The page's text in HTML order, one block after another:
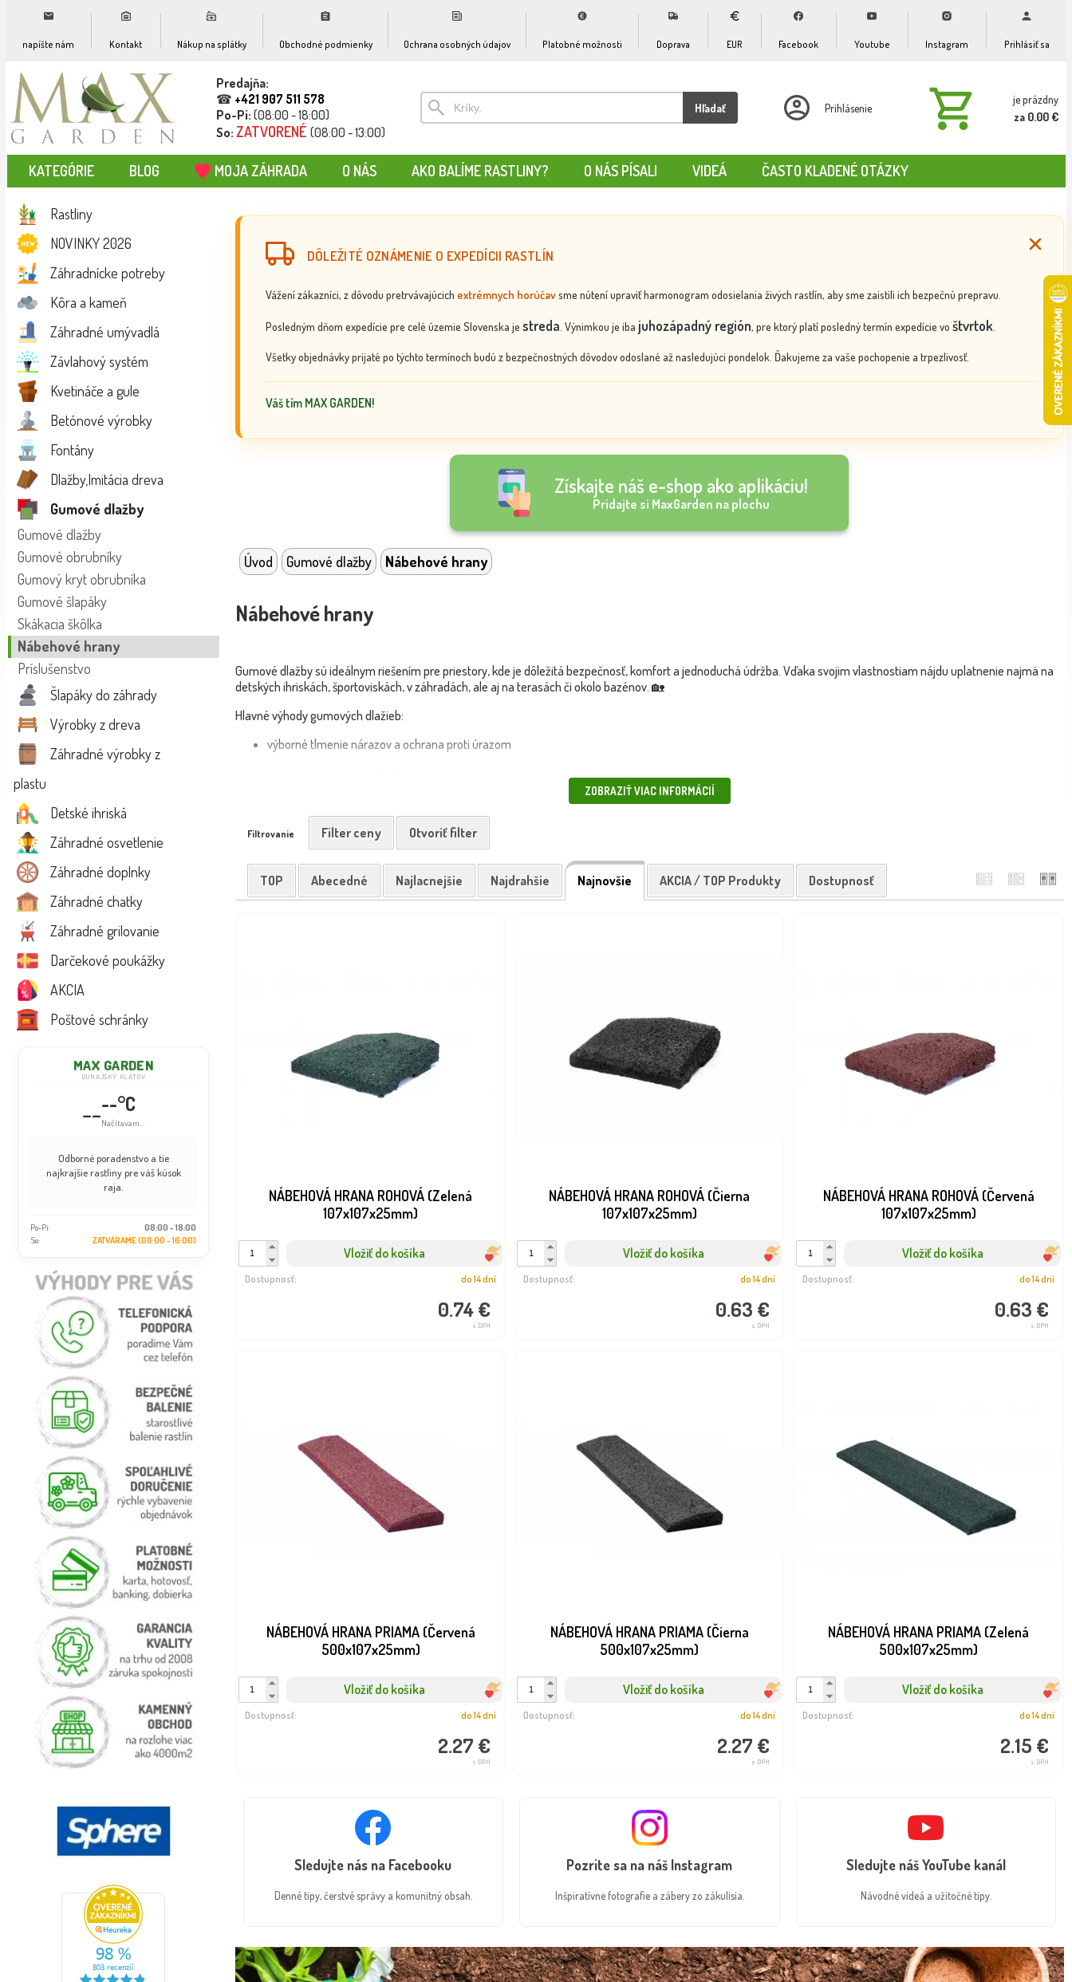
napíšte nám Kontakt Nákup na splátky Obchodné podmienky Ochrana osobných údajov Platobné možnosti Doprava EUR Facebook Youtube Instagram Prihlásiť sa
Predajňa:
☎ +421 907 511 578
Po-Pi: (08:00 - 18:00)
So: ZATVORENÉ (08:00 - 13:00)
Hľadať Prihlásenie
je prázdny
za 0.00 €
KATEGÓRIE BLOG MOJA ZÁHRADA O NÁS AKO BALÍME RASTLINY? O NÁS PÍSALI VIDEÁ ČASTO KLADENÉ OTÁZKY
Rastliny
NOVINKY 2026
Záhradnícke potreby
Kôra a kameň
Záhradné umývadlá
Závlahový systém
Kvetináče a gule
Betónové výrobky
Fontány
Dlažby,Imitácia dreva
Gumové dlažby
Gumové dlažby
Gumové obrubníky
Gumový kryt obrubníka
Gumové šlapáky
Skákacia škôlka
Nábehové hrany
Príslušenstvo
Šlapáky do záhrady
Výrobky z dreva
Záhradné výrobky z
plastu
Detské ihriská
Záhradné osvetlenie
Záhradné doplnky
Záhradné chatky
Záhradné grilovanie
Darčekové poukážky
AKCIA
Poštové schránky
MAX GARDEN
DUNAJSKÝ KLÁTOV
----°C
Načítavam...
Odborné poradenstvo a tie
najkrajšie rastliny pre váš kúsok
raja.
Po-Pi:
08:00 - 18:00
So:
ZATVÁRAME (08:00 - 16:00)
DÔLEŽITÉ OZNÁMENIE O EXPEDÍCII RASTLÍN
Vážení zákazníci, z dôvodu pretrvávajúcich extrémnych horúčavsme nútení upraviť harmonogram odosielania živých rastlín, aby sme zaistili ich bezpečnú prepravu.
Posledným dňom expedície pre celé územie Slovenska je streda . Výnimkou je iba juhozápadný región, pre ktorý platí posledný termín expedície vo štvrtok.
Všetky objednávky prijaté po týchto termínoch budú z bezpečnostných dôvodov odoslané až nasledujúci pondelok. Ďakujeme za vaše pochopenie a trpezlivosť.
Váš tím MAX GARDEN!
Získajte náš e-shop ako aplikáciu!
Pridajte si MaxGarden na plochu
Úvod Gumové dlažby Nábehové hrany
Nábehové hrany
Gumové dlažby sú ideálnym riešením pre priestory, kde je dôležitá bezpečnosť, komfort a jednoduchá údržba. Vďaka svojim vlastnostiam nájdu uplatnenie najmä na
detských ihriskách, športoviskách, v záhradách, ale aj na terasách či okolo bazénov. 🏡
Hlavné výhody gumových dlažieb:
výborné tlmenie nárazov a ochrana proti úrazom
vysoká odolnosť voči počasiu, UV žiareniu a opotrebeniu
Vybrať si môžete z rôznych farieb, rozmerov a povrchových úprav. Naše gumové dlažby sú vhodné aj pre verejné priestory a spĺňajú všetky bezpečnostné normy.
💡 Tip: Pre ešte vyššiu bezpečnosť na detskom ihrisku kombinujte gumové dlažby s
tieniacimi sieťami, ktoré ochránia pred slnkom či vetrom.
vynikajúce absorpčné schopnosti, tlmia pád, sú vodopriepustné, pružné a ľahké na údržbu.
ZOBRAZIŤ VIAC INFORMÁCIÍ
Filtrovanie Filter ceny Otvoriť filter
TOP Abecedné Najlacnejšie Najdrahšie Najnovšie AKCIA / TOP Produkty Dostupnosť
NÁBEHOVÁ HRANA ROHOVÁ (Zelená
107x107x25mm)
Vložiť do košíka
0.74 €
s DPH
Dostupnosť: do 14 dní
NÁBEHOVÁ HRANA ROHOVÁ (Čierna
107x107x25mm)
Vložiť do košíka
0.63 €
s DPH
Dostupnosť: do 14 dní
NÁBEHOVÁ HRANA ROHOVÁ (Červená
107x107x25mm)
Vložiť do košíka
0.63 €
s DPH
Dostupnosť: do 14 dní
NÁBEHOVÁ HRANA PRIAMA (Červená
500x107x25mm)
Vložiť do košíka
2.27 €
s DPH
Dostupnosť: do 14 dní
NÁBEHOVÁ HRANA PRIAMA (Čierna
500x107x25mm)
Vložiť do košíka
2.27 €
s DPH
Dostupnosť: do 14 dní
NÁBEHOVÁ HRANA PRIAMA (Zelená
500x107x25mm)
Vložiť do košíka
2.15 €
s DPH
Dostupnosť: do 14 dní
Sledujte nás na Facebooku
Denné tipy, čerstvé správy a komunitný obsah.
Pozrite sa na náš Instagram
Inšpiratívne fotografie a zábery zo zákulisia.
Sledujte náš YouTube kanál
Návodné videá a užitočné tipy.